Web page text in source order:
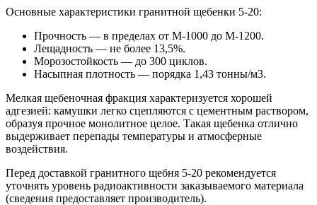
Основные характеристики гранитной щебенки 5-20:
Прочность — в пределах от М-1000 до М-1200.
Лещадность — не более 13,5%.
Морозостойкость — до 300 циклов.
Насыпная плотность — порядка 1,43 тонны/м3.
Мелкая щебеночная фракция характеризуется хорошей
адгезией: камушки легко сцепляются с цементным раствором,
образуя прочное монолитное целое. Такая щебенка отлично
выдерживает перепады температуры и атмосферные
воздействия.
Перед доставкой гранитного щебня 5-20 рекомендуется
уточнять уровень радиоактивности заказываемого материала
(сведения предоставляет производитель).